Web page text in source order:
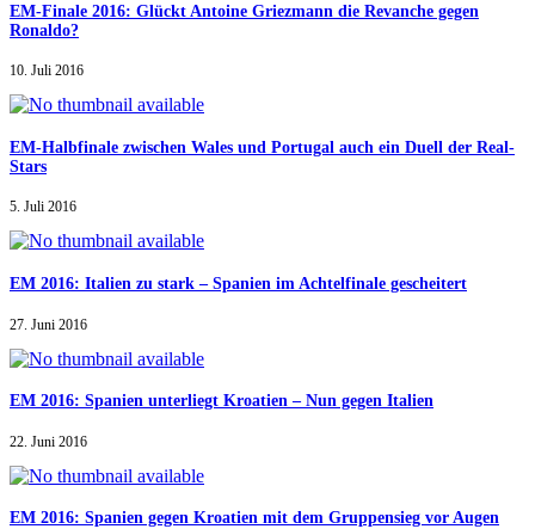
EM-Finale 2016: Glückt Antoine Griezmann die Revanche gegen
Ronaldo?
10. Juli 2016
EM-Halbfinale zwischen Wales und Portugal auch ein Duell der Real-
Stars
5. Juli 2016
EM 2016: Italien zu stark – Spanien im Achtelfinale gescheitert
27. Juni 2016
EM 2016: Spanien unterliegt Kroatien – Nun gegen Italien
22. Juni 2016
EM 2016: Spanien gegen Kroatien mit dem Gruppensieg vor Augen